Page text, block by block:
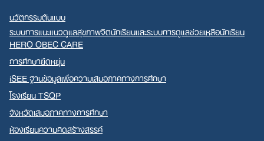
นวัตกรรมต้นแบบ
ระบบการแนะแนวดูแลสุขภาพจิตนักเรียนและระบบการดูแลช่วยเหลือนักเรียน
HERO OBEC CARE
การศึกษายืดหยุ่น
iSEE ฐานข้อมูลเพื่อความเสมอภาคทางการศึกษา
โรงเรียน TSQP
จังหวัดเสมอภาคทางการศึกษา
ห้องเรียนความคิดสร้างสรรค์